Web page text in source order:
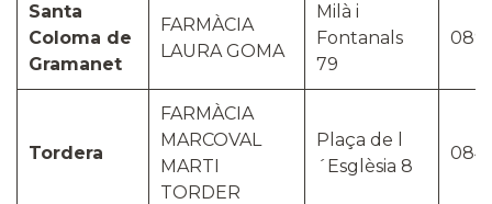
Santa
Coloma de
Gramanet
FARMÀCIA
LAURA GOMA
Milà i
Fontanals
79
Tordera
FARMÀCIA
MARCOVAL
MARTI
TORDER
Plaça de l
´Esglèsia 8